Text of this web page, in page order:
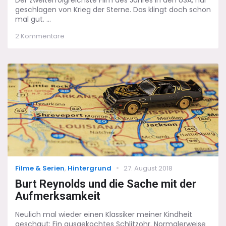
geschlagen von Krieg der Sterne. Das klingt doch schon
mal gut. ...
2 Kommentare
Schlitzohr:
Und
alles
nur
fürs
Bier…
Categories
Filme & Serien, Hintergrund
Posted
27. August 2018
Burt Reynolds und die Sache mit der
Aufmerksamkeit
Neulich mal wieder einen Klassiker meiner Kindheit
geschaut: Ein ausgekochtes Schlitzohr. Normalerweise